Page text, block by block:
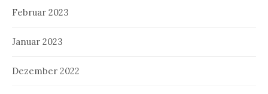
Februar 2023
Januar 2023
Dezember 2022